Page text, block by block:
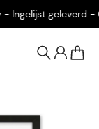
geleverd -